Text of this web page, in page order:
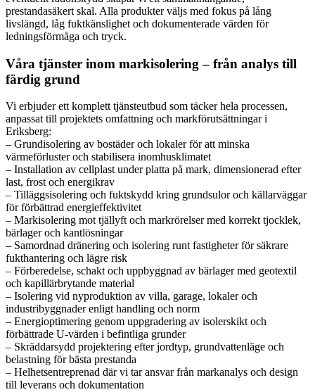
prestandasäkert skal. Alla produkter väljs med fokus på lång
livslängd, låg fuktkänslighet och dokumenterade värden för
ledningsförmåga och tryck.
Våra tjänster inom markisolering – från analys till
färdig grund
Vi erbjuder ett komplett tjänsteutbud som täcker hela processen,
anpassat till projektets omfattning och markförutsättningar i
Eriksberg:
– Grundisolering av bostäder och lokaler för att minska
värmeförluster och stabilisera inomhusklimatet
– Installation av cellplast under platta på mark, dimensionerad efter
last, frost och energikrav
– Tilläggsisolering och fuktskydd kring grundsulor och källarväggar
för förbättrad energieffektivitet
– Markisolering mot tjällyft och markrörelser med korrekt tjocklek,
bärlager och kantlösningar
– Samordnad dränering och isolering runt fastigheter för säkrare
fukthantering och lägre risk
– Förberedelse, schakt och uppbyggnad av bärlager med geotextil
och kapillärbrytande material
– Isolering vid nyproduktion av villa, garage, lokaler och
industribyggnader enligt handling och norm
– Energioptimering genom uppgradering av isolerskikt och
förbättrade U-värden i befintliga grunder
– Skräddarsydd projektering efter jordtyp, grundvattenläge och
belastning för bästa prestanda
– Helhetsentreprenad där vi tar ansvar från markanalys och design
till leverans och dokumentation